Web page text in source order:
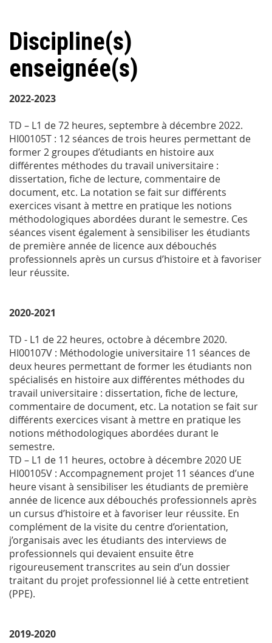
Discipline(s)
enseignée(s)
2022-2023
TD – L1 de 72 heures, septembre à décembre 2022.
HI00105T : 12 séances de trois heures permettant de
former 2 groupes d’étudiants en histoire aux
différentes méthodes du travail universitaire :
dissertation, fiche de lecture, commentaire de
document, etc. La notation se fait sur différents
exercices visant à mettre en pratique les notions
méthodologiques abordées durant le semestre. Ces
séances visent également à sensibiliser les étudiants
de première année de licence aux débouchés
professionnels après un cursus d’histoire et à favoriser
leur réussite.
2020-2021
TD - L1 de 22 heures, octobre à décembre 2020.
HI00107V : Méthodologie universitaire 11 séances de
deux heures permettant de former les étudiants non
spécialisés en histoire aux différentes méthodes du
travail universitaire : dissertation, fiche de lecture,
commentaire de document, etc. La notation se fait sur
différents exercices visant à mettre en pratique les
notions méthodologiques abordées durant le
semestre.
TD – L1 de 11 heures, octobre à décembre 2020 UE
HI00105V : Accompagnement projet 11 séances d’une
heure visant à sensibiliser les étudiants de première
année de licence aux débouchés professionnels après
un cursus d’histoire et à favoriser leur réussite. En
complément de la visite du centre d’orientation,
j’organisais avec les étudiants des interviews de
professionnels qui devaient ensuite être
rigoureusement transcrites au sein d’un dossier
traitant du projet professionnel lié à cette entretient
(PPE).
2019-2020